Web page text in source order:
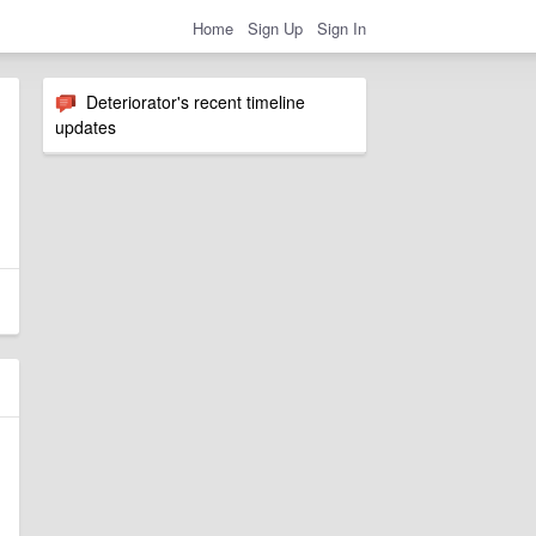
Home Sign Up Sign In
Deteriorator's recent timeline
updates